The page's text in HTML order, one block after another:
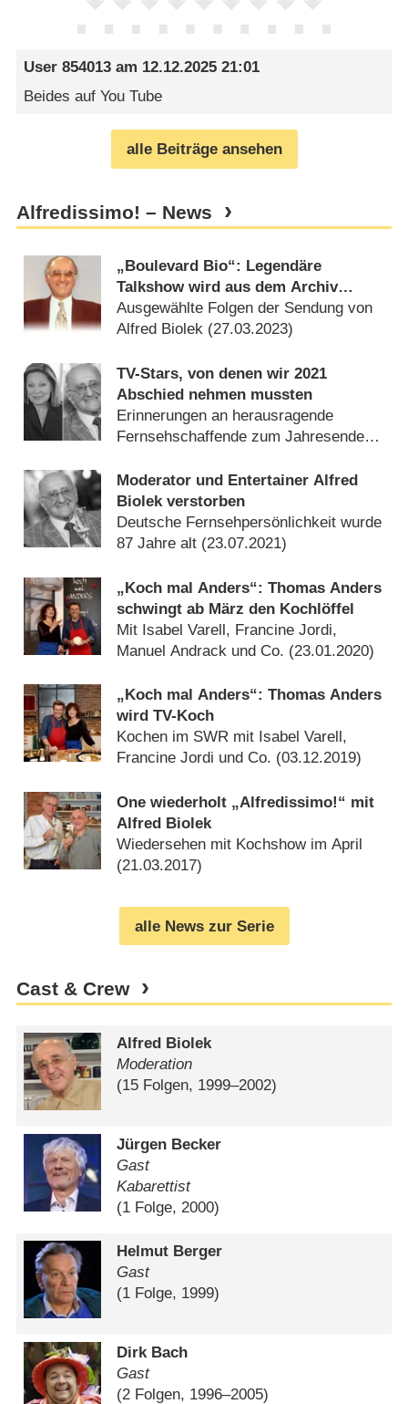
User 854013 am 12.12.2025 21:01
Beides auf You Tube
alle Beiträge ansehen
Alfredissimo! – News
„Boulevard Bio“: Legendäre
Talkshow wird aus dem Archiv
geholt
Ausgewählte Folgen der Sendung von
Alfred Biolek (27.03.2023)
TV-Stars, von denen wir 2021
Abschied nehmen mussten
Erinnerungen an herausragende
Fernsehschaffende zum Jahresende
Moderator und Entertainer Alfred
Biolek verstorben
Deutsche Fernsehpersönlichkeit wurde
87 Jahre alt (23.07.2021)
„Koch mal Anders“: Thomas Anders
schwingt ab März den Kochlöffel
Mit Isabel Varell, Francine Jordi,
Manuel Andrack und Co. (23.01.2020)
„Koch mal Anders“: Thomas Anders
wird TV-Koch
Kochen im SWR mit Isabel Varell,
Francine Jordi und Co. (03.12.2019)
One wiederholt „Alfredissimo!“ mit
Alfred Biolek
Wiedersehen mit Kochshow im April
(21.03.2017)
alle News zur Serie
Cast & Crew
Alfred Biolek
Moderation
(15 Folgen, 1999⁠–⁠2002)
Jürgen Becker
Gast
Kabarettist
(1 Folge, 2000)
Helmut Berger
Gast
(1 Folge, 1999)
Dirk Bach
Gast
(2 Folgen, 1996⁠–⁠2005)